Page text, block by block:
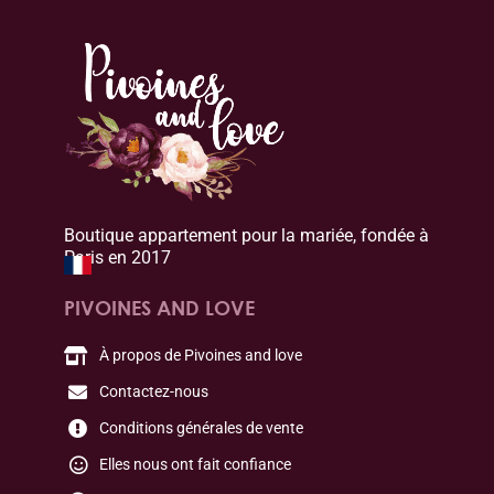
Boutique appartement pour la mariée, fondée à
Paris en 2017
PIVOINES AND LOVE
À propos de Pivoines and love
Contactez-nous
Conditions générales de vente
Elles nous ont fait confiance